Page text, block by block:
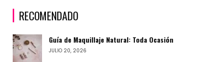
RECOMENDADO
Guía de Maquillaje Natural: Toda Ocasión
JULIO 20, 2026